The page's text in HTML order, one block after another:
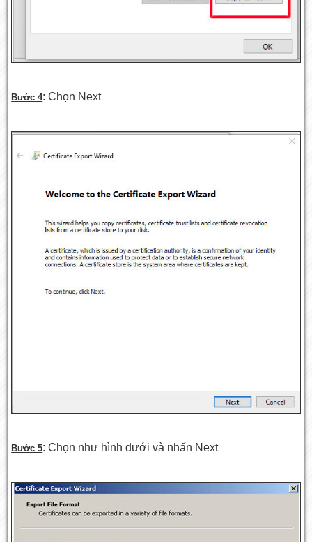
Bước 4: Chọn Next
Bước 5: Chọn như hình dưới và nhấn Next